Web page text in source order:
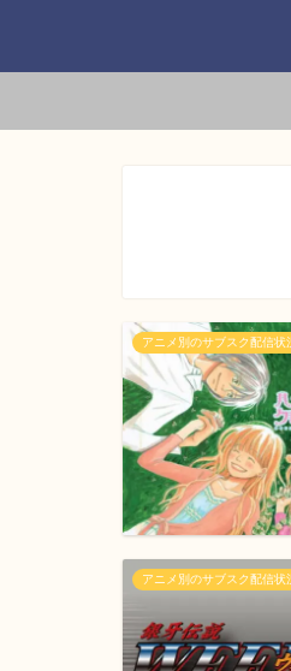
アニメ別のサブスク配信状
アニメ別のサブスク配信状